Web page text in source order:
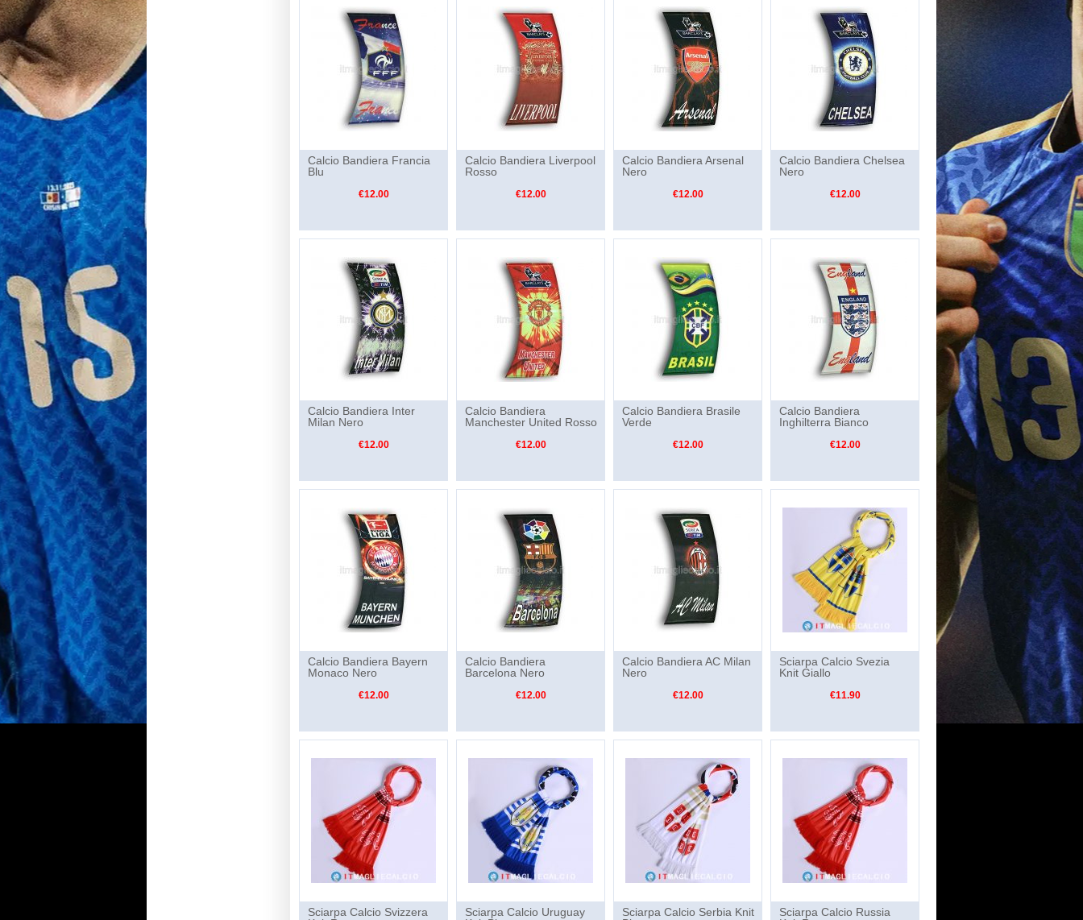
Calcio Bandiera Francia
Blu
€12.00
Calcio Bandiera Liverpool
Rosso
€12.00
Calcio Bandiera Arsenal
Nero
€12.00
Calcio Bandiera Chelsea
Nero
€12.00
Calcio Bandiera Inter
Milan Nero
€12.00
Calcio Bandiera
Manchester United Rosso
€12.00
Calcio Bandiera Brasile
Verde
€12.00
Calcio Bandiera
Inghilterra Bianco
€12.00
Calcio Bandiera Bayern
Monaco Nero
€12.00
Calcio Bandiera
Barcelona Nero
€12.00
Calcio Bandiera AC Milan
Nero
€12.00
Sciarpa Calcio Svezia
Knit Giallo
€11.90
Sciarpa Calcio Svizzera
Sciarpa Calcio Uruguay
Sciarpa Calcio Serbia Knit
Sciarpa Calcio Russia